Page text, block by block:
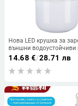
Нова LED крушка за
външни
пазарни щандове
осветление от
захранването
14.68 €/28.71 лв